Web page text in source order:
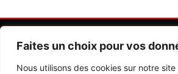
Faites un choix pour vos
Nous utilisons des cookies sur notre